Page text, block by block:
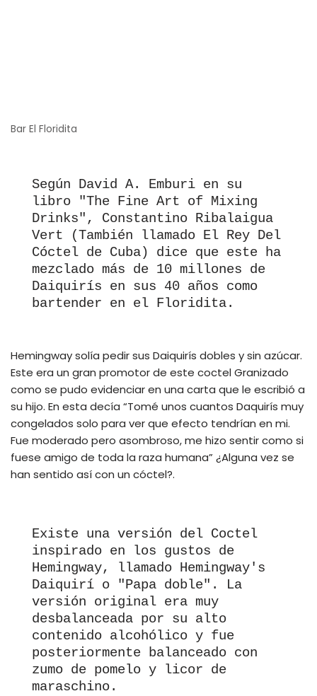
Bar El Floridita
Según David A. Emburi en su
libro "The Fine Art of Mixing
Drinks", Constantino Ribalaigua
Vert (También llamado El Rey Del
Cóctel de Cuba) dice que este ha
mezclado más de 10 millones de
Daiquirís en sus 40 años como
bartender en el Floridita.
Hemingway solía pedir sus Daiquirís dobles y sin azúcar.
Este era un gran promotor de este coctel Granizado
como se pudo evidenciar en una carta que le escribió a
su hijo. En esta decía “Tomé unos cuantos Daquirís muy
congelados solo para ver que efecto tendrían en mi.
Fue moderado pero asombroso, me hizo sentir como si
fuese amigo de toda la raza humana” ¿Alguna vez se
han sentido así con un cóctel?.
Existe una versión del Coctel
inspirado en los gustos de
Hemingway, llamado Hemingway's
Daiquirí o "Papa doble". La
versión original era muy
desbalanceada por su alto
contenido alcohólico y fue
posteriormente balanceado con
zumo de pomelo y licor de
maraschino.